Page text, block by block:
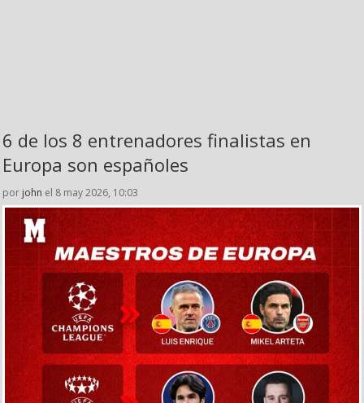
6 de los 8 entrenadores finalistas en
Europa son españoles
por john el 8 may 2026, 10:03